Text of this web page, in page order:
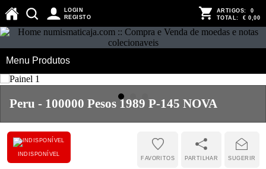
LOGIN
REGISTO
ARTIGOS: 0
TOTAL: € 0,00
Menu Produtos
Peru - 100000 Pesos 1989 P-145 NOVA
INDISPONÍVEL
SUGERIR
PARTILHAR
FAVORITOS